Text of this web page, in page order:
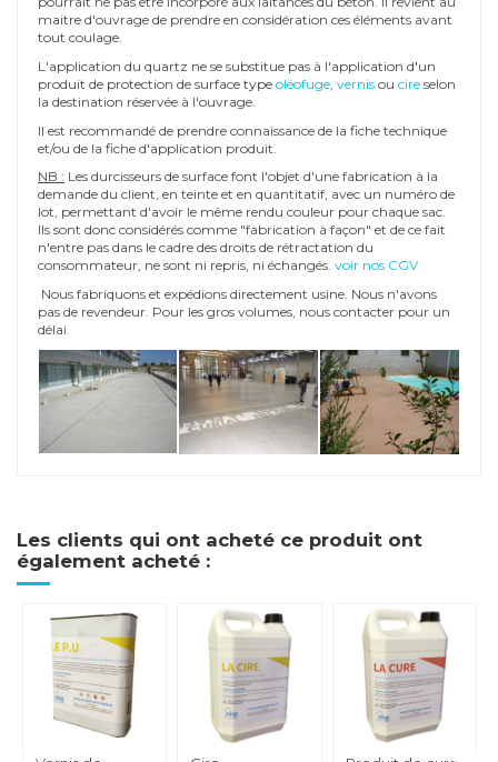
maitre d'ouvrage de prendre en considération ces éléments avant
tout coulage.
L'application du quartz ne se substitue pas à l'application d'un
produit de protection de surface type oléofuge, vernis ou cire selon
la destination réservée à l'ouvrage.
Il est recommandé de prendre connaissance de la fiche technique
et/ou de la fiche d'application produit.
NB : Les durcisseurs de surface font l'objet d'une fabrication à la
demande du client, en teinte et en quantitatif, avec un numéro de
lot, permettant d'avoir le même rendu couleur pour chaque sac.
Ils sont donc considérés comme "fabrication à façon" et de ce fait
n'entre pas dans le cadre des droits de rétractation du
consommateur, ne sont ni repris, ni échangés. voir nos CGV
Nous fabriquons et expédions directement usine. Nous n'avons
pas de revendeur. Pour les gros volumes, nous contacter pour un
délai.
Les clients qui ont acheté ce produit ont
également acheté :